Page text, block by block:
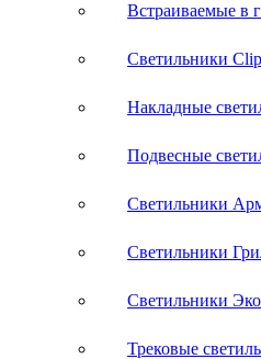
Встраиваемые в
Светильники
Накладные
Подвесные
Светильники
Светильники
Светильники
Трековые